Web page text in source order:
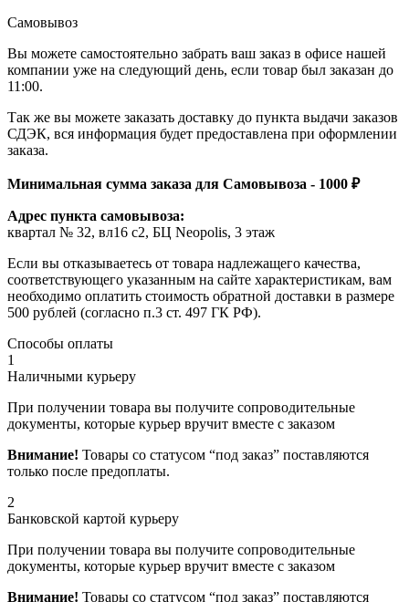
Самовывоз
Вы можете самостоятельно забрать ваш заказ в офисе нашей
компании уже на следующий день, если товар был заказан до
11:00.
Так же вы можете заказать доставку до пункта выдачи заказов
СДЭК, вся информация будет предоставлена при оформлении
заказа.
Минимальная сумма заказа для Самовывоза - 1000 ₽
Адрес пункта самовывоза:
квартал № 32, вл16 с2, БЦ Neopolis, 3 этаж
Если вы отказываетесь от товара надлежащего качества,
соответствующего указанным на сайте характеристикам, вам
необходимо оплатить стоимость обратной доставки в размере
500 рублей (согласно п.3 ст. 497 ГК РФ).
Способы оплаты
1
Наличными курьеру
При получении товара вы получите сопроводительные
документы, которые курьер вручит вместе с заказом
Внимание! Товары со статусом “под заказ” поставляются
только после предоплаты.
2
Банковской картой курьеру
При получении товара вы получите сопроводительные
документы, которые курьер вручит вместе с заказом
Внимание! Товары со статусом “под заказ” поставляются